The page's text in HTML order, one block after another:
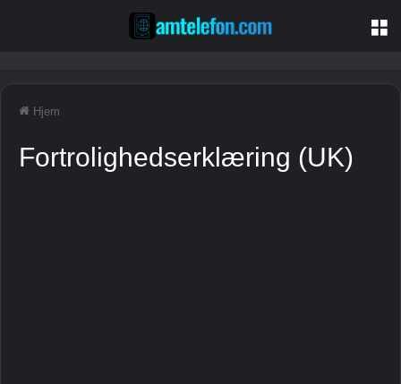
Hjem
Fortrolighedserklæring (UK)